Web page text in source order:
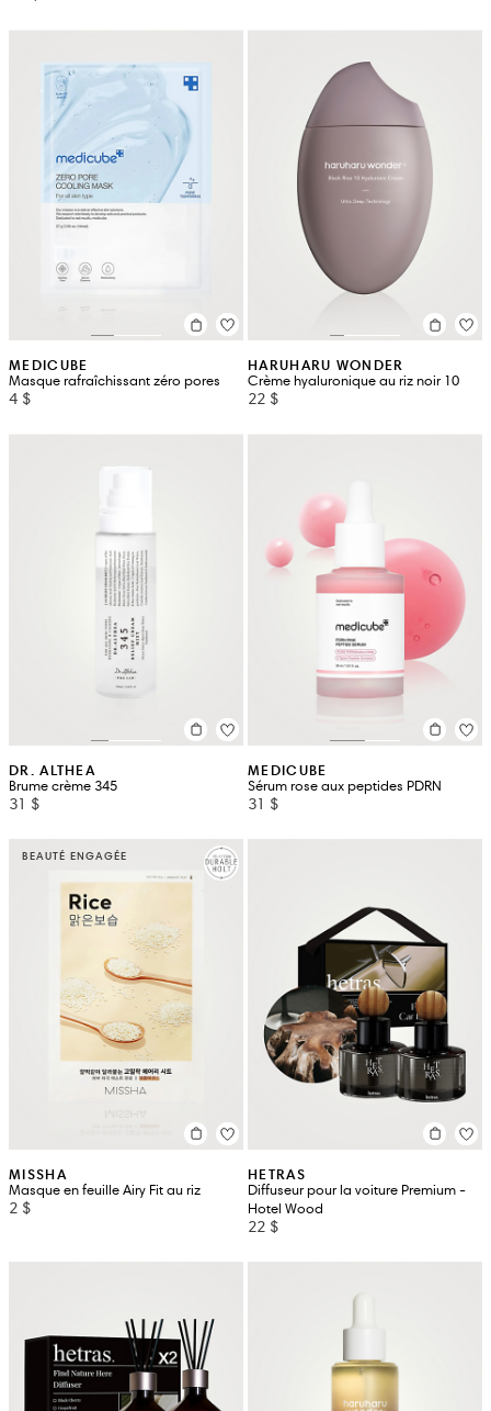
MEDICUBE
Masque rafraîchissant zéro pores
4 $
HARUHARU WONDER
Crème hyaluronique au riz noir 10
22 $
DR. ALTHEA
Brume crème 345
31 $
MEDICUBE
Sérum rose aux peptides PDRN
31 $
BEAUTÉ ENGAGÉE
MISSHA
Masque en feuille Airy Fit au riz
2 $
HETRAS
Diffuseur pour la voiture Premium -
Hotel Wood
22 $